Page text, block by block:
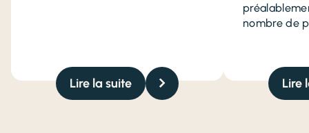
Lire la suite
nombre de
Lire